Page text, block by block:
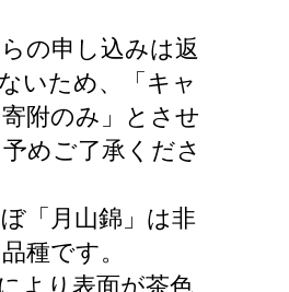
の申し込みは返
いため、「キャ
附のみ」とさせ
めご了承くださ
「月山錦」は非
種です。
より表面が茶色